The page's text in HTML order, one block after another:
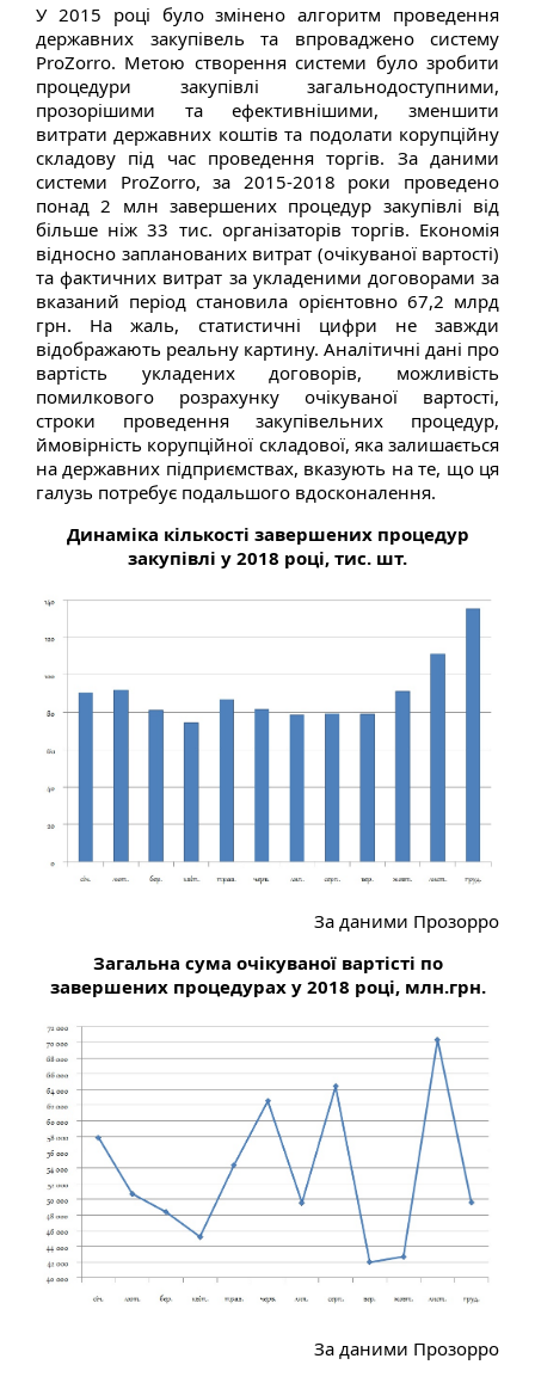
У 2015 році було змінено алгоритм проведення
державних закупівель та впроваджено систему
ProZorro. Метою створення системи було зробити
процедури закупівлі загальнодоступними,
прозорішими та ефективнішими, зменшити
витрати державних коштів та подолати корупційну
складову під час проведення торгів. За даними
системи ProZorro, за 2015-2018 роки проведено
понад 2 млн завершених процедур закупівлі від
більше ніж 33 тис. організаторів торгів. Економія
відносно запланованих витрат (очікуваної вартості)
та фактичних витрат за укладеними договорами за
вказаний період становила орієнтовно 67,2 млрд
грн. На жаль, статистичні цифри не завжди
відображають реальну картину. Аналітичні дані про
вартість укладених договорів, можливість
помилкового розрахунку очікуваної вартості,
строки проведення закупівельних процедур,
ймовірність корупційної складової, яка залишається
на державних підприємствах, вказують на те, що ця
галузь потребує подальшого вдосконалення.
Динаміка кількості завершених процедур
закупівлі у 2018 році, тис. шт.
За даними Прозорро
Загальна сума очікуваної вартісті по
завершених процедурах у 2018 році, млн.грн.
За даними Прозорро